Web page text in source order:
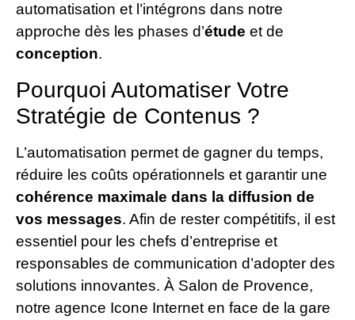
automatisation et l’intégrons dans notre
approche dès les phases d’étude et de
conception.
Pourquoi Automatiser Votre
Stratégie de Contenus ?
L’automatisation permet de gagner du temps,
réduire les coûts opérationnels et garantir une
cohérence maximale dans la diffusion de
vos messages. Afin de rester compétitifs, il est
essentiel pour les chefs d’entreprise et
responsables de communication d’adopter des
solutions innovantes. À Salon de Provence,
notre agence Icone Internet en face de la gare